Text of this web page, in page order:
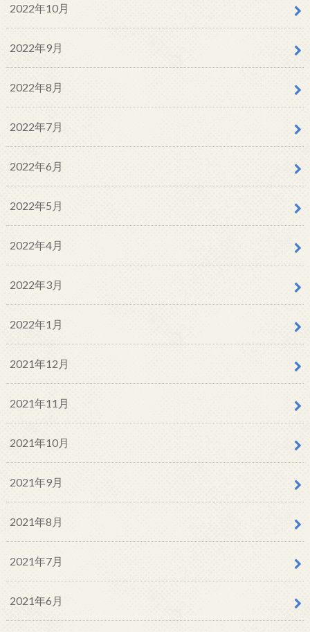
2022年10月
2022年9月
2022年8月
2022年7月
2022年6月
2022年5月
2022年4月
2022年3月
2022年1月
2021年12月
2021年11月
2021年10月
2021年9月
2021年8月
2021年7月
2021年6月